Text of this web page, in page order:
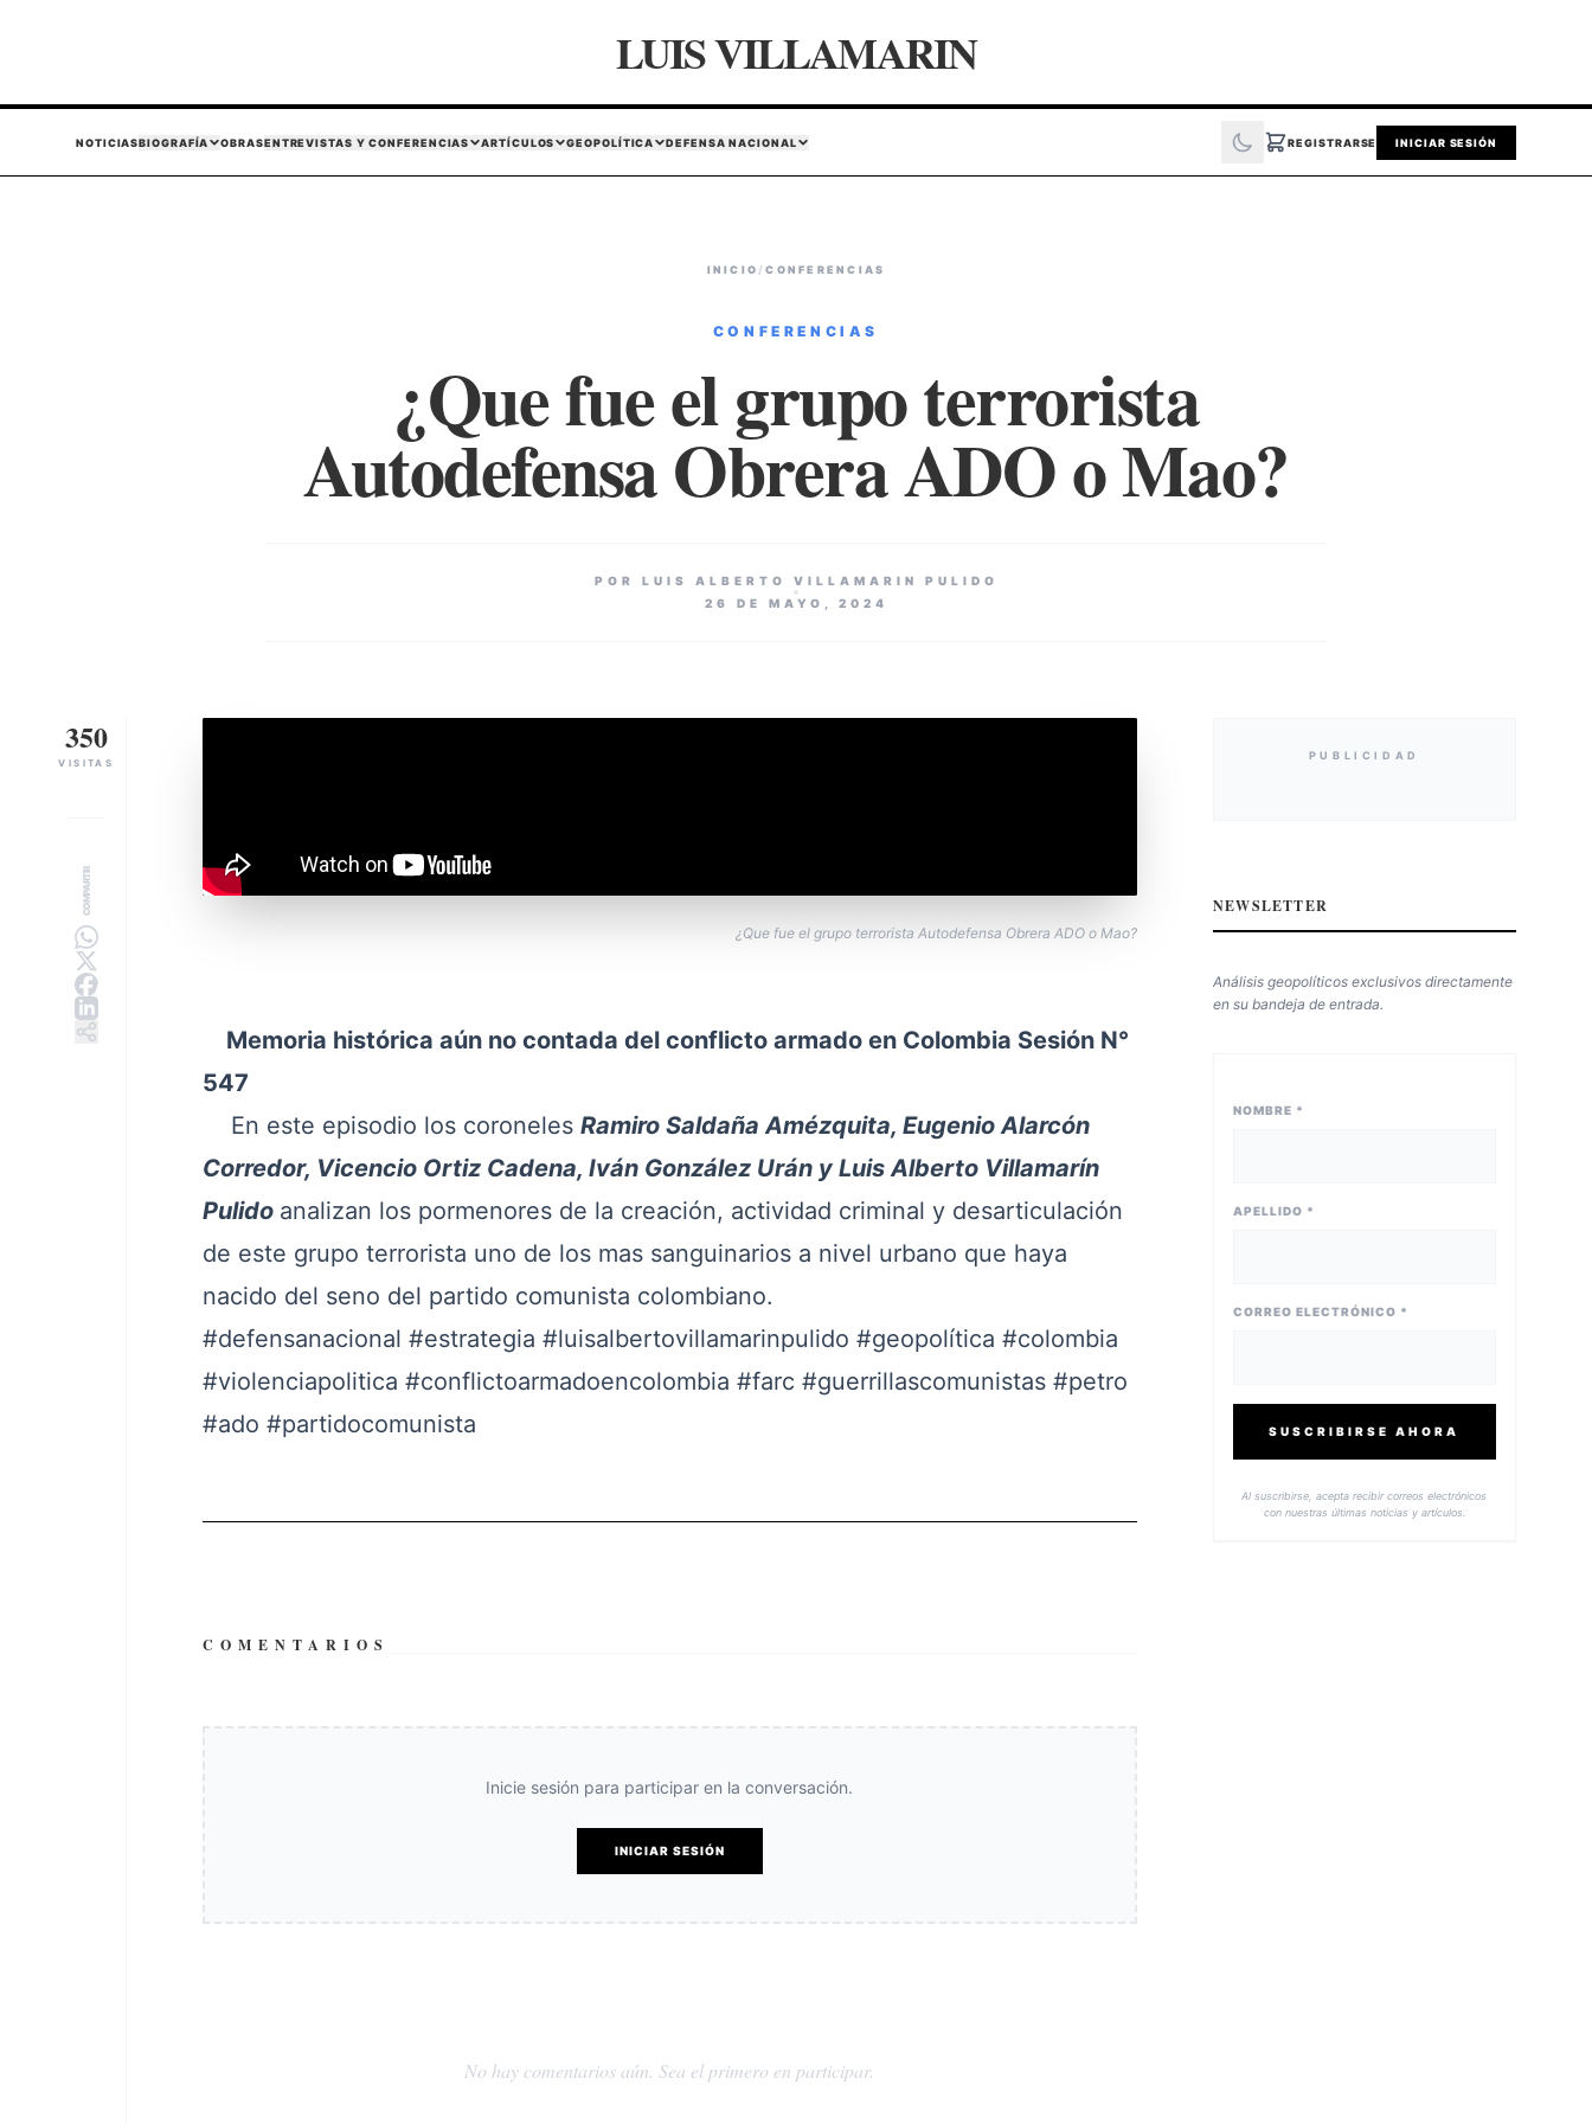
LUIS VILLAMARIN
NOTICIASBIOGRAFÍA OBRASENTREVISTAS Y CONFERENCIAS ARTÍCULOS GEOPOLÍTICA DEFENSA NACIONAL REGISTRARSE INICIAR SESIÓN
INICIO /CONFERENCIAS
CONFERENCIAS
¿Que fue el grupo terrorista
Autodefensa Obrera ADO o Mao?
POR LUIS ALBERTO VILLAMARIN PULIDO
26 DE MAYO, 2024
350
VISITAS
COMPARTIR
¿Que fue el grupo terrorista Autodefensa Obrera ADO o Mao?
Memoria histórica aún no contada del conflicto armado en Colombia Sesión N°
547
En este episodio los coroneles Ramiro Saldaña Amézquita, Eugenio Alarcón
Corredor, Vicencio Ortiz Cadena, Iván González Urán y Luis Alberto Villamarín
Pulido analizan los pormenores de la creación, actividad criminal y desarticulación
de este grupo terrorista uno de los mas sanguinarios a nivel urbano que haya
nacido del seno del partido comunista colombiano.
#defensanacional #estrategia #luisalbertovillamarinpulido #geopolítica #colombia
#violenciapolitica #conflictoarmadoencolombia #farc #guerrillascomunistas #petro
#ado #partidocomunista
COMENTARIOS
Inicie sesión para participar en la conversación.
INICIAR SESIÓN
No hay comentarios aún. Sea el primero en participar.
PUBLICIDAD
NEWSLETTER
Análisis geopolíticos exclusivos directamente
en su bandeja de entrada.
NOMBRE *
APELLIDO *
CORREO ELECTRÓNICO *
SUSCRIBIRSE AHORA
Al suscribirse, acepta recibir correos electrónicos
con nuestras últimas noticias y artículos.